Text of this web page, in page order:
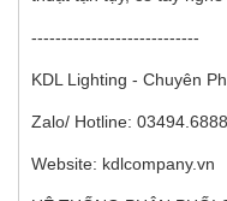
----------------------------
KDL Lighting - Chuyên
Zalo/ Hotline:
Website: kdlcompany.vn